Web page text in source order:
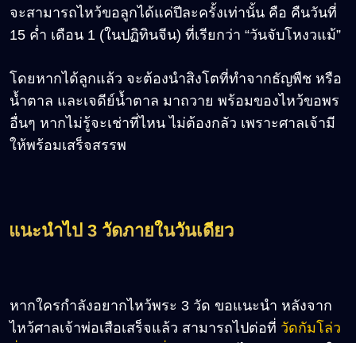
จะสามารถไหว้ขอลูกได้แค่ปีละครั้งเท่านั้น คือ คืนวันที่
15 ค่ำ เดือน 1 (ในปฏิทินจีน) ที่เรียกว่า “วันจับโหงวแม้”
โดยหากได้ลูกแล้ว จะต้องนำสิงโตที่ทำจากธัญพืช หรือ
น้ำตาล และเจดีย์น้ำตาล มาถวาย พร้อมของไหว้ขอพร
อื่นๆ หากไม่รู้จะเช่าที่ไหน ไม่ต้องกลัว เพราะศาลเจ้ามี
ให้พร้อมเสร็จสรรพ
แนะนำไป 3 วัดภายในวันเดียว
หากใครกำลังอยากไหว้พระ 3 วัด ขอแนะนำ หลังจาก
ไหว้ศาลเจ้าพ่อเสือเสร็จแล้ว สามารถไปต่อที่ วัดกัมโล่ว